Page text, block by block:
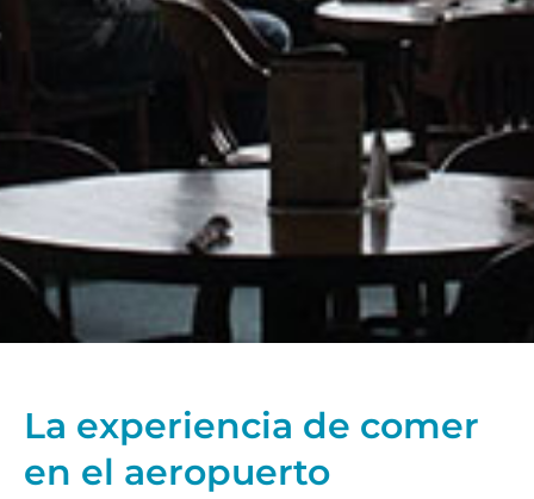
La experiencia de comer
en el aeropuerto